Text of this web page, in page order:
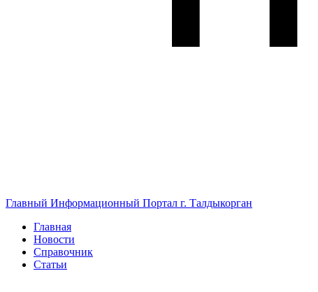
Главный Информационный Портал г. Талдыкорган
Главная
Новости
Справочник
Статьи